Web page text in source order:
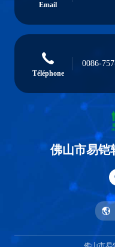
Email
Téléphone
0086-
佛山市易铠